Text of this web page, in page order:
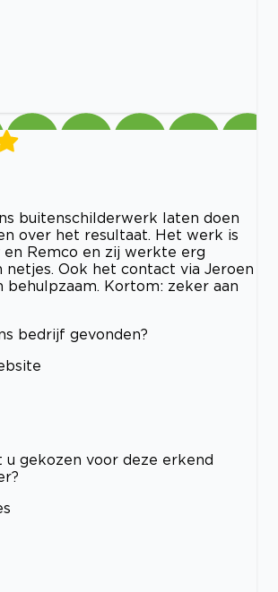
buitenschilderwerk laten doen
over het resultaat. Het werk is
en Remco en zij werkte erg
netjes. Ook het contact via Jeroen
behulpzaam. Kortom: zeker aan
bedrijf gevonden?
u gekozen voor deze erkend